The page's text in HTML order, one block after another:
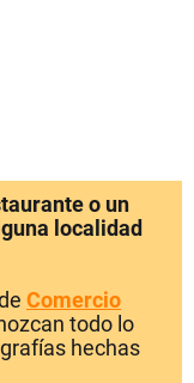
o un
localidad
Comercio
todo lo
hechas